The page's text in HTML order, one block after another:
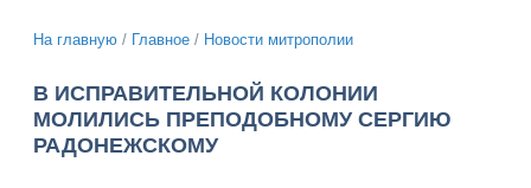
На главную / Главное / Новости митрополии
В ИСПРАВИТЕЛЬНОЙ КОЛОНИИ
МОЛИЛИСЬ ПРЕПОДОБНОМУ СЕРГИЮ
РАДОНЕЖСКОМУ